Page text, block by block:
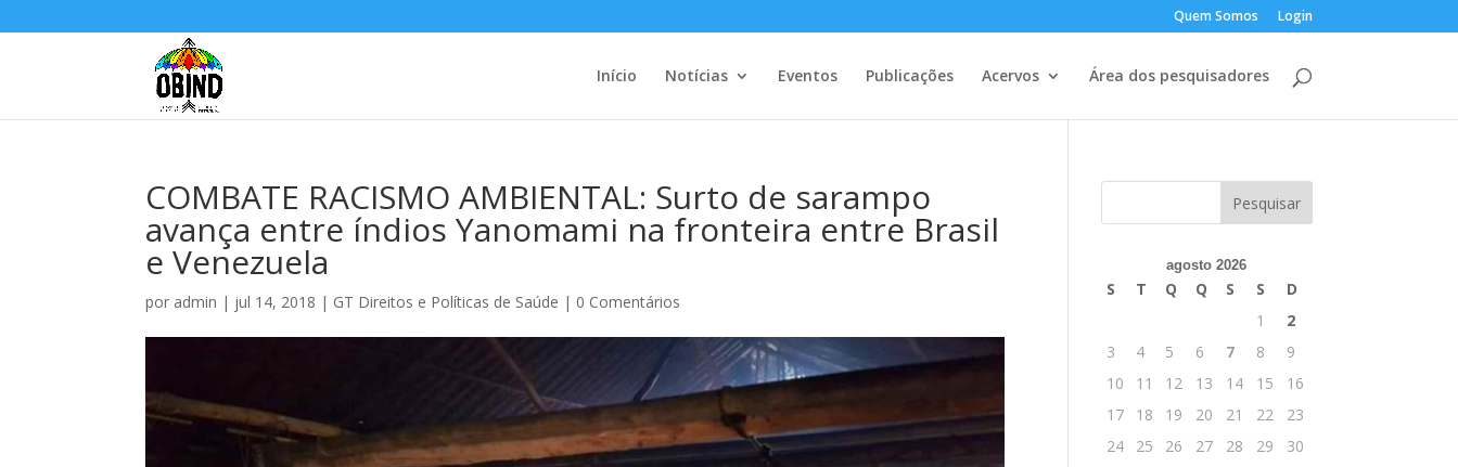
Quem Somos Login
Início Notícias Eventos Publicações Acervos Área dos pesquisadores
COMBATE RACISMO AMBIENTAL: Surto de sarampo
avança entre índios Yanomami na fronteira entre Brasil
e Venezuela
por admin | jul 14, 2018 | GT Direitos e Políticas de Saúde | 0 Comentários
agosto 2026
S T Q Q S S
D
1
2
3
4 5 6 7 8
9
10
11 12 13 14 15
16
17
18 19 20 21 22
23
24
25 26 27 28 29
30